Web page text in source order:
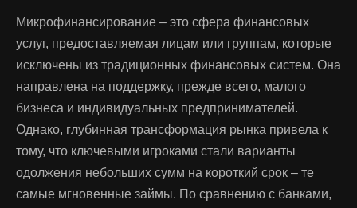
Микрофинансирование – это сфера финансовых
услуг, предоставляемая лицам или группам, которые
исключены из традиционных финансовых систем. Она
направлена на поддержку, прежде всего, малого
бизнеса и индивидуальных предпринимателей.
Однако, глубинная трансформация рынка привела к
тому, что ключевыми игроками стали варианты
одолжения небольших сумм на короткий срок – те
самые мгновенные займы. По сравнению с банками,